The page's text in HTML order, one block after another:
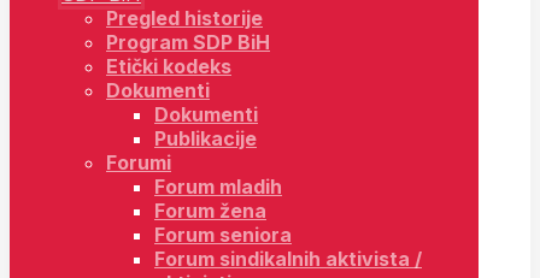
Pregled historije
Program SDP BiH
Etički kodeks
Dokumenti
Dokumenti
Publikacije
Forumi
Forum mladih
Forum žena
Forum seniora
Forum sindikalnih aktivista /